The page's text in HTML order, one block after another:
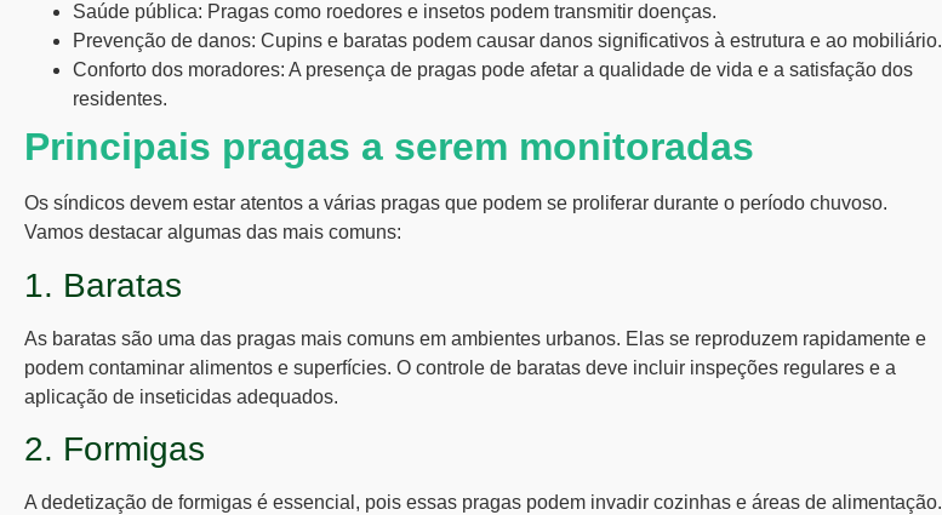
Saúde pública: Pragas como roedores e insetos podem transmitir doenças.
Prevenção de danos: Cupins e baratas podem causar danos significativos à estrutura e ao mobiliário.
Conforto dos moradores: A presença de pragas pode afetar a qualidade de vida e a satisfação dos
residentes.
Principais pragas a serem monitoradas
Os síndicos devem estar atentos a várias pragas que podem se proliferar durante o período chuvoso.
Vamos destacar algumas das mais comuns:
1. Baratas
As baratas são uma das pragas mais comuns em ambientes urbanos. Elas se reproduzem rapidamente e
podem contaminar alimentos e superfícies. O controle de baratas deve incluir inspeções regulares e a
aplicação de inseticidas adequados.
2. Formigas
A dedetização de formigas é essencial, pois essas pragas podem invadir cozinhas e áreas de alimentação.